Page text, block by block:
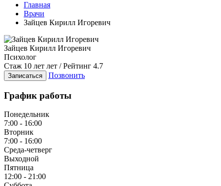
Главная
Врачи
Зайцев Кирилл Игоревич
Зайцев Кирилл Игоревич
Психолог
Стаж 10 лет лет / Рейтинг 4.7
Записаться Позвонить
График работы
Понедельник
7:00 - 16:00
Вторник
7:00 - 16:00
Среда-четверг
Выходной
Пятница
12:00 - 21:00